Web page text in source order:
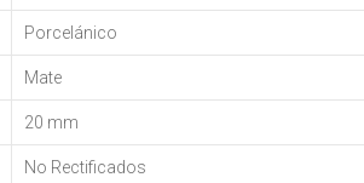
Porcelánico
Mate
20 mm
No Rectificados